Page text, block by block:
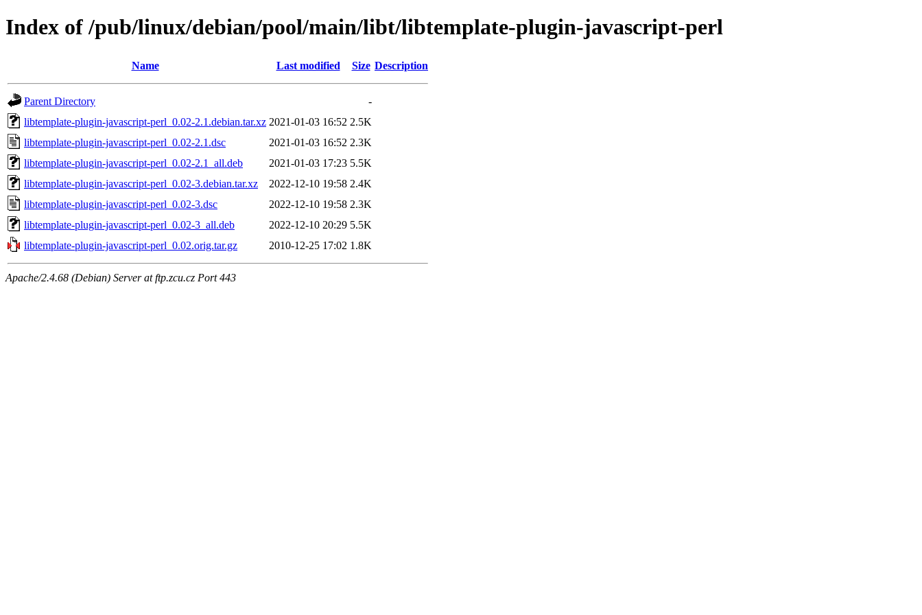
Index of /pub/linux/debian/pool/main/libt/libtemplate-plugin-javascript-perl
Name Last modified Size Description
Parent Directory
-
libtemplate-plugin-javascript-perl_0.02-2.1.debian.tar.xz 2021-01-03 16:52 2.5K
libtemplate-plugin-javascript-perl_0.02-2.1.dsc
2021-01-03 16:52 2.3K
libtemplate-plugin-javascript-perl_0.02-2.1_all.deb
2021-01-03 17:23 5.5K
libtemplate-plugin-javascript-perl_0.02-3.debian.tar.xz
2022-12-10 19:58 2.4K
libtemplate-plugin-javascript-perl_0.02-3.dsc
2022-12-10 19:58 2.3K
libtemplate-plugin-javascript-perl_0.02-3_all.deb
2022-12-10 20:29 5.5K
libtemplate-plugin-javascript-perl_0.02.orig.tar.gz
2010-12-25 17:02 1.8K
Apache/2.4.68 (Debian) Server at ftp.zcu.cz Port 443